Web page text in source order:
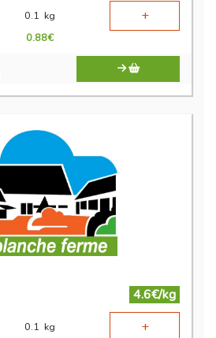
0.1 kg +
0.88€
4.6€/kg
0.1 kg +